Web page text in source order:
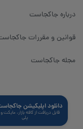
درباره جاکجاست
قوانین و مقررات
مجله جاکجاست
دانلود اپلیکیشن
قابل دریافت از کافه بازار، مایکت
پلی